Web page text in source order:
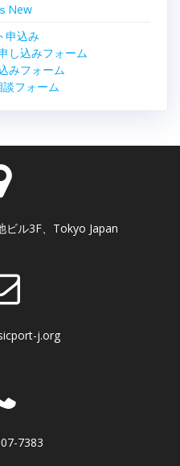
New
申込み
し込みフォーム
みフォーム
フォーム
ビル3F、Tokyo Japan
j.org
7383